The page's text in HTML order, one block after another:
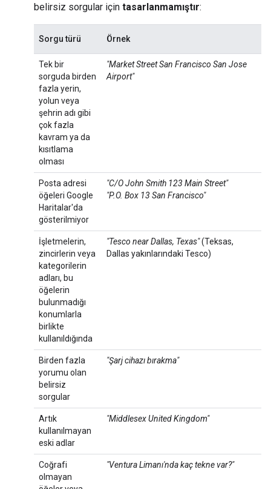
belirsiz sorgular için tasarlanmamıştır:
Sorgu türü Örnek
Tek bir
sorguda birden
fazla yerin,
yolun veya
şehrin adı gibi
çok fazla
kavram ya da
kısıtlama
olması
"Market Street San Francisco San Jose
Airport"
Posta adresi
öğeleri Google
Haritalar'da
gösterilmiyor
"C/O John Smith 123 Main Street"
"P.O. Box 13 San Francisco"
İşletmelerin,
zincirlerin veya
kategorilerin
adları, bu
öğelerin
bulunmadığı
konumlarla
birlikte
kullanıldığında
"Tesco near Dallas, Texas"(Teksas,
Dallas yakınlarındaki Tesco)
Birden fazla
yorumu olan
belirsiz
sorgular
"Şarj cihazı bırakma"
Artık
kullanılmayan
eski adlar
"Middlesex United Kingdom"
Coğrafi
olmayan
"Ventura Limanı'nda kaç tekne var?"